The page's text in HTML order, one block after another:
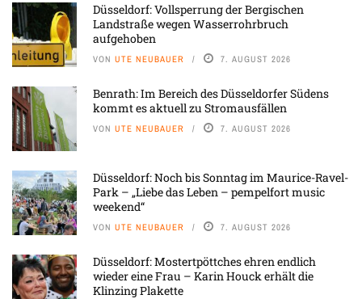
Düsseldorf: Vollsperrung der Bergischen
Landstraße wegen Wasserrohrbruch
aufgehoben
VON UTE NEUBAUER 7. AUGUST 2026
Benrath: Im Bereich des Düsseldorfer Südens
kommt es aktuell zu Stromausfällen
VON UTE NEUBAUER 7. AUGUST 2026
Düsseldorf: Noch bis Sonntag im Maurice-Ravel-
Park – „Liebe das Leben – pempelfort music
weekend“
VON UTE NEUBAUER 7. AUGUST 2026
Düsseldorf: Mostertpöttches ehren endlich
wieder eine Frau – Karin Houck erhält die
Klinzing Plakette